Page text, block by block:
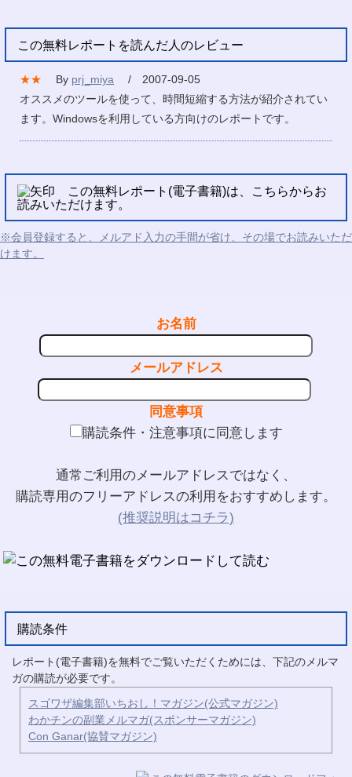
この無料レポートを読んだ人のレビュー
★★ By prj_miya
/ 2007-09-05
オススメのツールを使って、時間短縮する方法が紹介されてい
ます。Windowsを利用している方向けのレポートです。
この無料レポート(電子書籍)は、こちらからお
読みいただけます。
※会員登録すると、メルアド入力の手間が省け、その場でお読みいただ
けます。
お名前
メールアドレス
同意事項
購読条件・注意事項に同意します
通常ご利用のメールアドレスではなく、
購読専用のフリーアドレスの利用をおすすめします。
(推奨説明はコチラ)
購読条件
レポート(電子書籍)を無料でご覧いただくためには、下記のメルマ
ガの購読が必要です。
スゴワザ編集部いちおし！マガジン(公式マガジン)
わかチンの副業メルマガ(スポンサーマガジン)
Con Ganar(協賛マガジン)